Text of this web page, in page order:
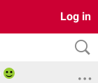
Log in